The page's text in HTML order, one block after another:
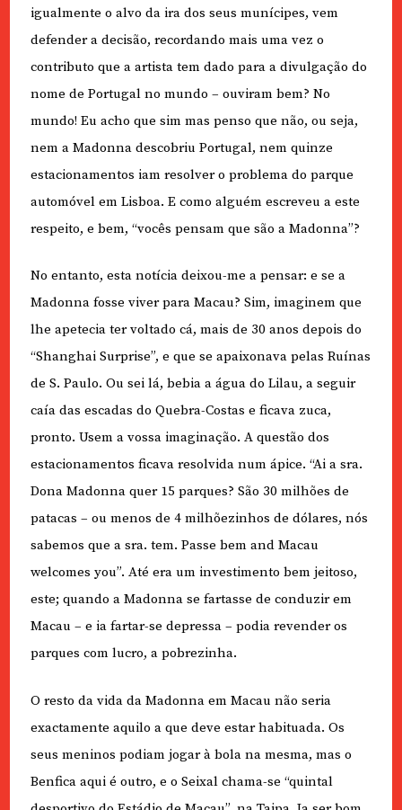
igualmente o alvo da ira dos seus munícipes, vem
defender a decisão, recordando mais uma vez o
contributo que a artista tem dado para a divulgação do
nome de Portugal no mundo – ouviram bem? No
mundo! Eu acho que sim mas penso que não, ou seja,
nem a Madonna descobriu Portugal, nem quinze
estacionamentos iam resolver o problema do parque
automóvel em Lisboa. E como alguém escreveu a este
respeito, e bem, “vocês pensam que são a Madonna”?
No entanto, esta notícia deixou-me a pensar: e se a
Madonna fosse viver para Macau? Sim, imaginem que
lhe apetecia ter voltado cá, mais de 30 anos depois do
“Shanghai Surprise”, e que se apaixonava pelas Ruínas
de S. Paulo. Ou sei lá, bebia a água do Lilau, a seguir
caía das escadas do Quebra-Costas e ficava zuca,
pronto. Usem a vossa imaginação. A questão dos
estacionamentos ficava resolvida num ápice. “Ai a sra.
Dona Madonna quer 15 parques? São 30 milhões de
patacas – ou menos de 4 milhõezinhos de dólares, nós
sabemos que a sra. tem. Passe bem and Macau
welcomes you”. Até era um investimento bem jeitoso,
este; quando a Madonna se fartasse de conduzir em
Macau – e ia fartar-se depressa – podia revender os
parques com lucro, a pobrezinha.
O resto da vida da Madonna em Macau não seria
exactamente aquilo a que deve estar habituada. Os
seus meninos podiam jogar à bola na mesma, mas o
Benfica aqui é outro, e o Seixal chama-se “quintal